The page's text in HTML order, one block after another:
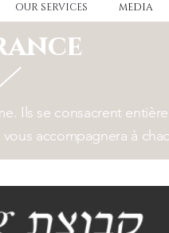
OUR SERVICES MEDIA
Ils se consacrent
accompagnera à